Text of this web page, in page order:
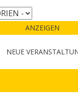
ANZEIGEN
NEUE